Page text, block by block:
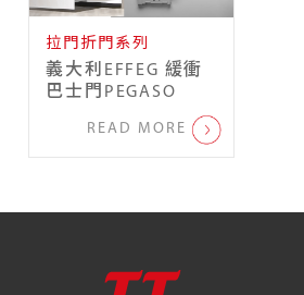
拉門折門系列
義大利EFFEG 緩衝
巴士門PEGASO
READ MORE